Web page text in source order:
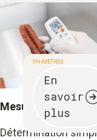
PH-MÈTRES
En
savoir
plus
Mesure du ph
Détermination